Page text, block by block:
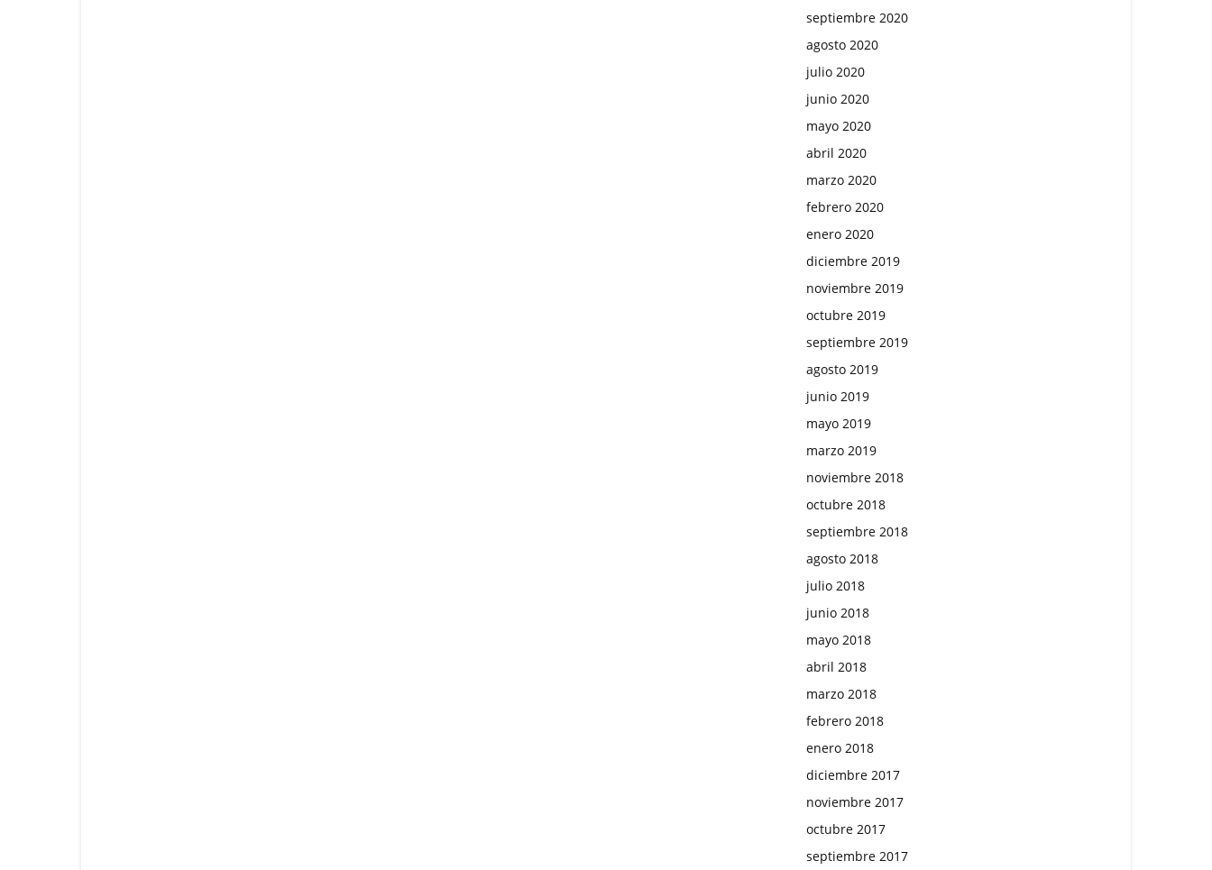
septiembre 2020
agosto 2020
julio 2020
junio 2020
mayo 2020
abril 2020
marzo 2020
febrero 2020
enero 2020
diciembre 2019
noviembre 2019
octubre 2019
septiembre 2019
agosto 2019
junio 2019
mayo 2019
marzo 2019
noviembre 2018
octubre 2018
septiembre 2018
agosto 2018
julio 2018
junio 2018
mayo 2018
abril 2018
marzo 2018
febrero 2018
enero 2018
diciembre 2017
noviembre 2017
octubre 2017
septiembre 2017